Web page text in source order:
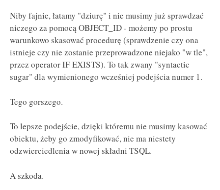
Niby fajnie, łatamy "dziurę" i nie musimy już sprawdzać
niczego za pomocą OBJECT_ID - możemy po prostu
warunkowo skasować procedurę (sprawdzenie czy ona
istnieje czy nie zostanie przeprowadzone niejako "w tle",
przez operator IF EXISTS). To tak zwany "syntactic
sugar" dla wymienionego wcześniej podejścia numer 1.
Tego gorszego.
To lepsze podejście, dzięki któremu nie musimy kasować
obiektu, żeby go zmodyfikować, nie ma niestety
odzwierciedlenia w nowej składni TSQL.
A szkoda.